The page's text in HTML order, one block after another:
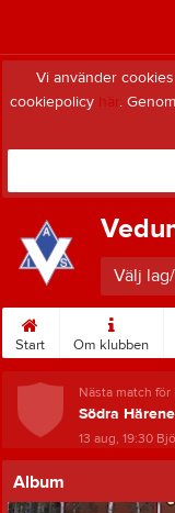
Vi använder
cookiepolicy här.
Välj
Start Om klubben
Nästa match för
Södra
13 aug, 19:30
Album